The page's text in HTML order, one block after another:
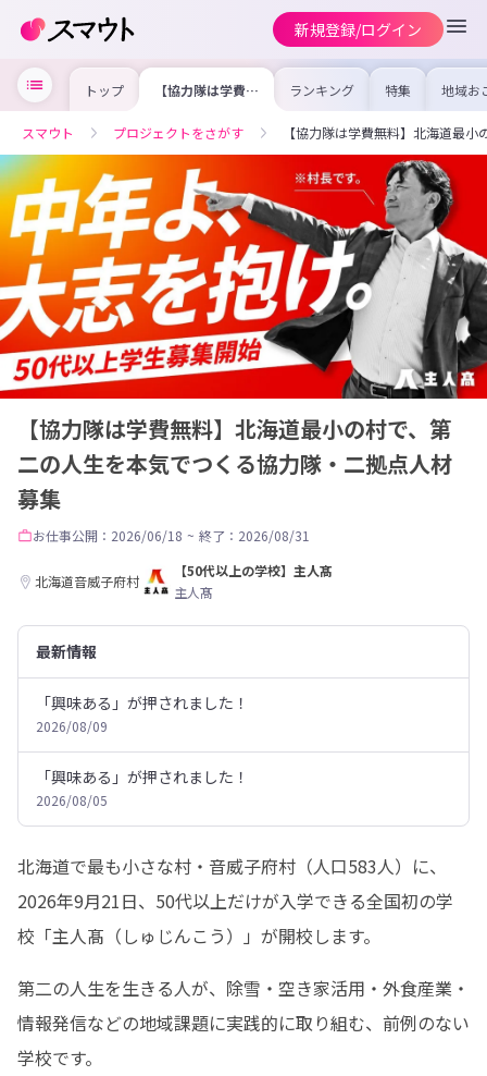
新規登録/ログイン
トップ 【協力隊は学費無
料】北海道最小の
を本気でつくる協
力隊・二拠点人材
募集
ランキング 特集 地域お
の求
を集め
事内容
を比較
合った
けよう
スマウト プロジェクトをさがす 【協力隊は学費無料】北海道最
【協力隊は学費無料】北海道最小の村で、第
二の人生を本気でつくる協力隊・二拠点人材
募集
お仕事公開：2026/06/18 ~ 終了：2026/08/31
北海道音威子府村
【50代以上の学校】主人髙
主人髙
最新情報
「興味ある」が押されました！
2026/08/09
「興味ある」が押されました！
2026/08/05
北海道で最も小さな村・音威子府村（人口583人）に、
2026年9月21日、50代以上だけが入学できる全国初の学
校「主人髙（しゅじんこう）」が開校します。
第二の人生を生きる人が、除雪・空き家活用・外食産業・
情報発信などの地域課題に実践的に取り組む、前例のない
学校です。